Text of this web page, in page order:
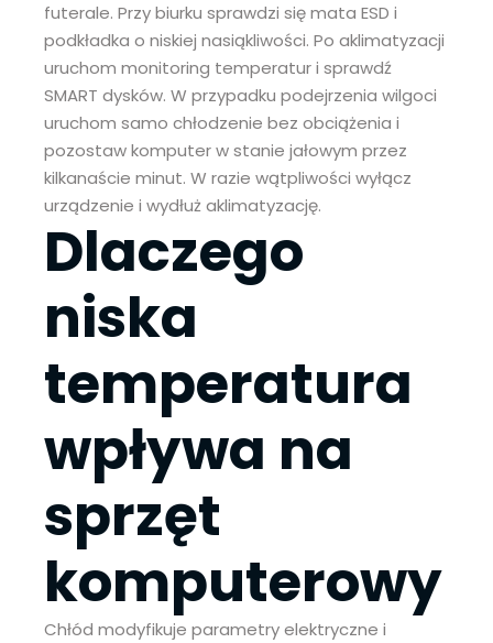
futerale. Przy biurku sprawdzi się mata ESD i
podkładka o niskiej nasiąkliwości. Po aklimatyzacji
uruchom monitoring temperatur i sprawdź
SMART dysków. W przypadku podejrzenia wilgoci
uruchom samo chłodzenie bez obciążenia i
pozostaw komputer w stanie jałowym przez
kilkanaście minut. W razie wątpliwości wyłącz
urządzenie i wydłuż aklimatyzację.
Dlaczego
niska
temperatura
wpływa na
sprzęt
komputerowy
Chłód modyfikuje parametry elektryczne i